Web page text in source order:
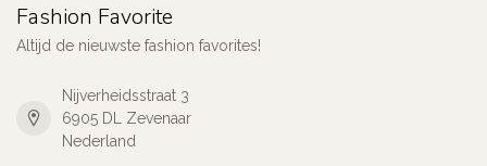
Fashion Favorite
Altijd de nieuwste fashion favorites!
Nijverheidsstraat 3
6905 DL Zevenaar
Nederland